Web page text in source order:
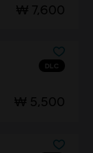
₩ 7,600
DLC
₩ 5,500